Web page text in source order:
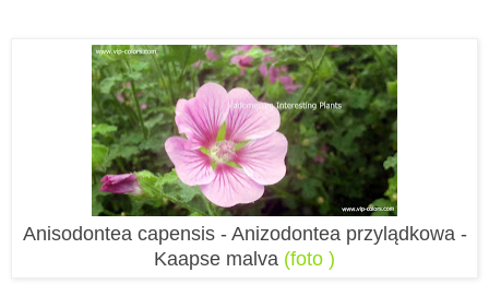
Anisodontea capensis - Anizodontea przylądkowa -
Kaapse malva (foto )